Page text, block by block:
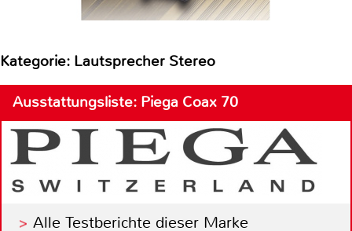
Kategorie: Lautsprecher Stereo
Ausstattungsliste: Piega Coax 70
Alle Testberichte dieser Marke